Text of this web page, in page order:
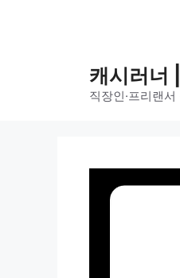
캐시러너
직장인·프리랜서